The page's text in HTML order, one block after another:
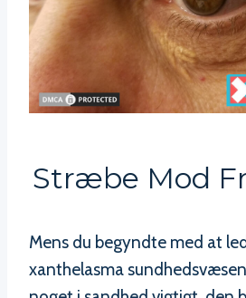
Stræbe Mod
Mens du begyndte med at
xanthelasma